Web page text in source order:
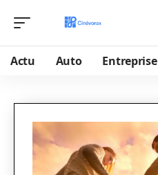
Actu Auto Entreprise